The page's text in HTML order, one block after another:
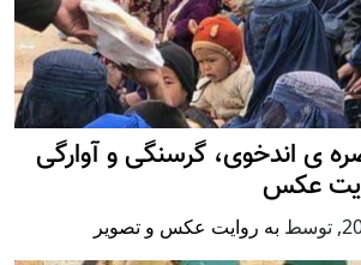
ی اندخوی، گرسنگی و آوارگی
عکس
, توسط به روایت عکس و تصویر